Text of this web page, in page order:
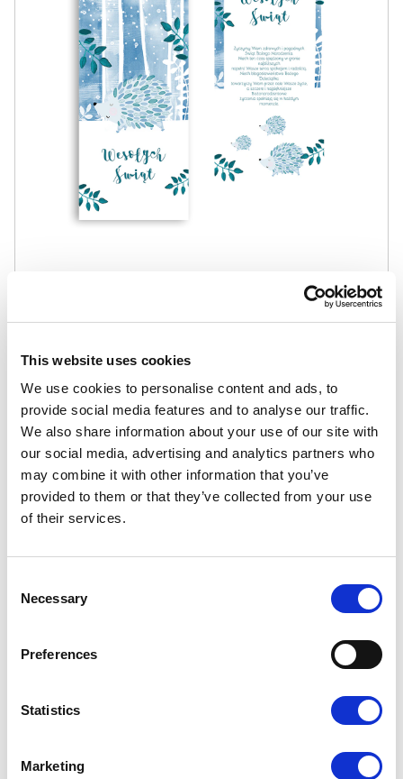
This website uses cookies
We use cookies to personalise content and ads, to
provide social media features and to analyse our traffic.
We also share information about your use of our site with
our social media, advertising and analytics partners who
may combine it with other information that you’ve
provided to them or that they’ve collected from your use
of their services.
Selection
Necessary
Preferences
Statistics
Marketing
Zimowe jeże
48,00zł
40,80zł
48,00